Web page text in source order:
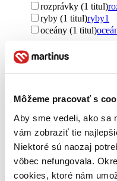
Môžeme pracovať s
Aby sme vedeli, ako sa
vám zobraziť tie
Niektoré sú naozaj
vôbec nefungovala.
cookies, ktoré nám
rozprávky (1 titul)
ryby (1 titul)ryby1
oceány (1 titul)
Autor
pevná väzba (1 titul)
Zúžiť výber
Zoradiť